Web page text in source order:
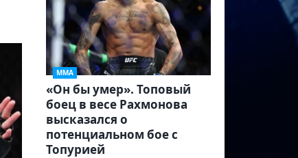
ММА
«Он бы умер». Топовый
боец в весе Рахмонова
высказался о
потенциальном бое с
Топурией